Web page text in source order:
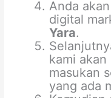
Anda
digital
Yara.
kami akan
masukan
yang ada